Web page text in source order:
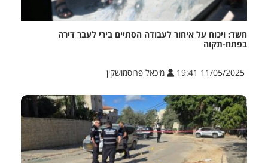
חשד: ויכוח על איחור לעבודה הסתיים בירי לעבר דירה
בפתח-תקוה
11/05/2025 19:41 מיכאל פרוסמושקין